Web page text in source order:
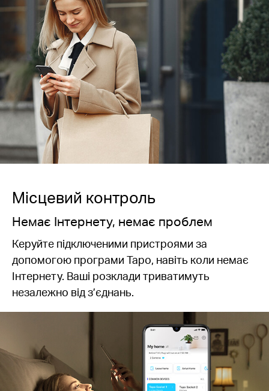
Місцевий контроль
Немає Інтернету, немає проблем
Керуйте підключеними пристроями за
допомогою програми Tapo, навіть коли немає
Інтернету. Ваші розклади триватимуть
незалежно від з’єднань.